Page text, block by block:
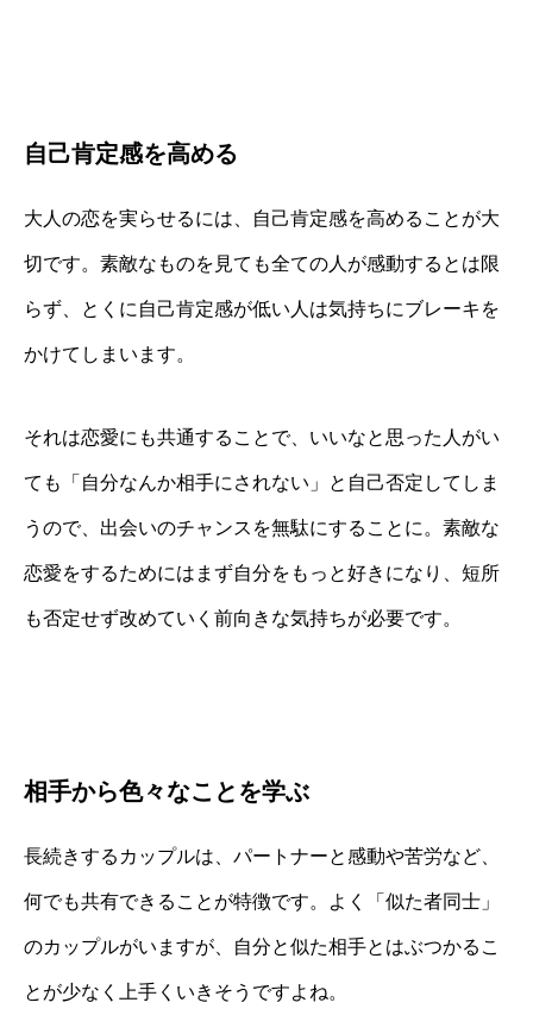
自己肯定感を高める
大人の恋を実らせるには、自己肯定感を高めることが大
切です。素敵なものを見ても全ての人が感動するとは限
らず、とくに自己肯定感が低い人は気持ちにブレーキを
かけてしまいます。
それは恋愛にも共通することで、いいなと思った人がい
ても「自分なんか相手にされない」と自己否定してしま
うので、出会いのチャンスを無駄にすることに。素敵な
恋愛をするためにはまず自分をもっと好きになり、短所
も否定せず改めていく前向きな気持ちが必要です。
相手から色々なことを学ぶ
長続きするカップルは、パートナーと感動や苦労など、
何でも共有できることが特徴です。よく「似た者同士」
のカップルがいますが、自分と似た相手とはぶつかるこ
とが少なく上手くいきそうですよね。